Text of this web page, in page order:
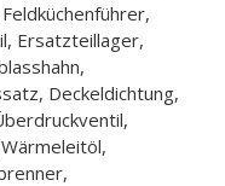
Ersatzteillager,
Deckeldichtung,